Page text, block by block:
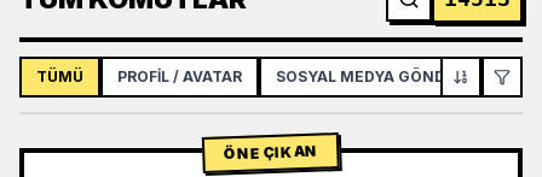
TÜMÜ PROFIL / AVATAR SOSYAL MEDYA GÖNDERISI
ÖNE ÇIKAN